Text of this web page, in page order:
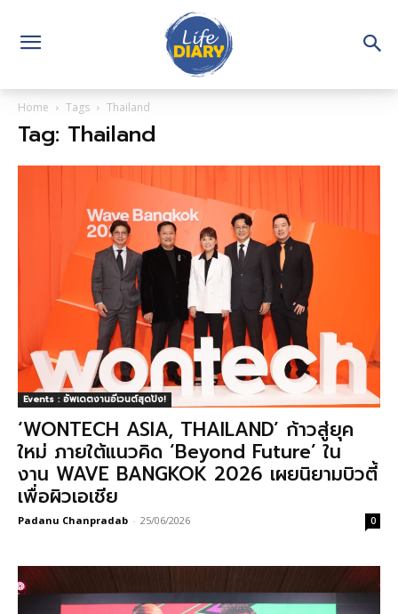
Home Tags Thailand
Tag: Thailand
Events : อัพเดตงานอีเวนต์สุดปัง!
‘WONTECH ASIA, THAILAND’ ก้าวสู่ยุค
ใหม่ ภายใต้แนวคิด ‘Beyond Future’ ใน
งาน WAVE BANGKOK 2026 เผยนิยามบิวตี้
เพื่อผิวเอเชีย
Padanu Chanpradab - 25/06/2026 0